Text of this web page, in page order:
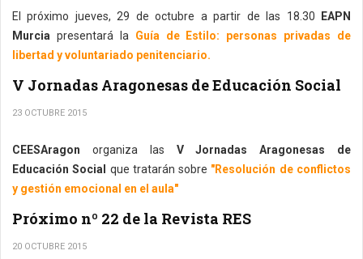
El próximo jueves, 29 de octubre a partir de las 18.30 EAPN
Murcia presentará la Guía de Estilo: personas privadas de
libertad y voluntariado penitenciario.
V Jornadas Aragonesas de Educación Social
23 OCTUBRE 2015
CEESAragon organiza las V Jornadas Aragonesas de
Educación Social
que tratarán sobre "Resolución de conflictos
y gestión emocional en el aula"
Próximo nº 22 de la Revista RES
20 OCTUBRE 2015